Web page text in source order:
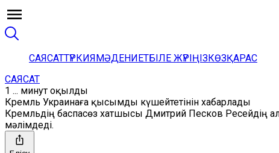
САЯСАТТҮРКИЯМӘДЕНИЕТБІЛЕ ЖҮРІҢІЗКӨЗҚАРАС
САЯСАТ
1 ... минут оқылды
Кремль Украинаға қысымды күшейтетінін хабарлады
Кремльдің баспасөз хатшысы Дмитрий Песков Ресейдің
мәлімдеді.